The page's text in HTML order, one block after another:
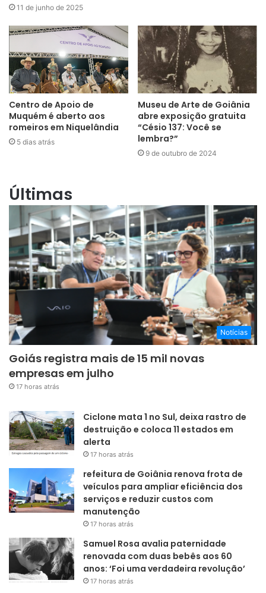
11 de junho de 2025
Centro de Apoio de
Muquém é aberto aos
romeiros em Niquelândia
5 dias atrás
Museu de Arte de Goiânia
abre exposição gratuita
“Césio 137: Você se
lembra?”
9 de outubro de 2024
Últimas
Notícias
Goiás registra mais de 15 mil novas
empresas em julho
17 horas atrás
Ciclone mata 1 no Sul, deixa rastro de
destruição e coloca 11 estados em
alerta
17 horas atrás
refeitura de Goiânia renova frota de
veículos para ampliar eficiência dos
serviços e reduzir custos com
manutenção
17 horas atrás
Samuel Rosa avalia paternidade
renovada com duas bebês aos 60
anos: ‘Foi uma verdadeira revolução’
17 horas atrás